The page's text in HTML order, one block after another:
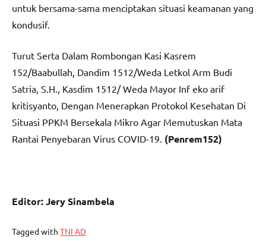
untuk bersama-sama menciptakan situasi keamanan yang
kondusif.
Turut Serta Dalam Rombongan Kasi Kasrem
152/Baabullah, Dandim 1512/Weda Letkol Arm Budi
Satria, S.H., Kasdim 1512/ Weda Mayor Inf eko arif
kritisyanto, Dengan Menerapkan Protokol Kesehatan Di
Situasi PPKM Bersekala Mikro Agar Memutuskan Mata
Rantai Penyebaran Virus COVID-19. (Penrem152)
Editor: Jery Sinambela
Tagged with TNI AD